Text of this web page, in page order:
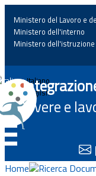
Home
News
Ministero del Lavoro e
Ministero dell'interno
Ministero dell'istruzione
Italiano
English
Vivere e
Home Ricerca